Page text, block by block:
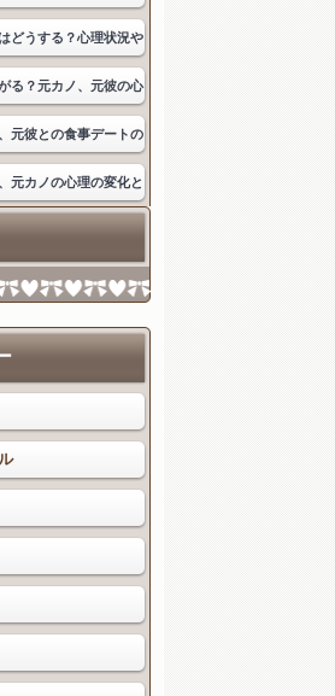
どうする？心理状況や
る？元カノ、元彼の心
元彼との食事デートの
元カノの心理の変化と